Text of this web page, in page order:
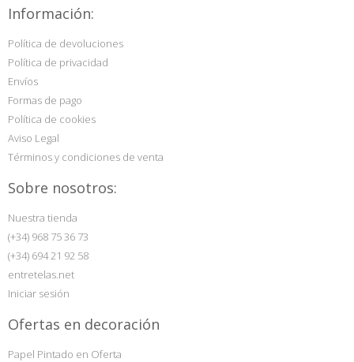
Información:
Política de devoluciones
Política de privacidad
Envíos
Formas de pago
Política de cookies
Aviso Legal
Términos y condiciones de venta
Sobre nosotros:
Nuestra tienda
(+34) 968 75 36 73
(+34) 694 21 92 58
entretelas.net
Iniciar sesión
Ofertas en decoración
Papel Pintado en Oferta